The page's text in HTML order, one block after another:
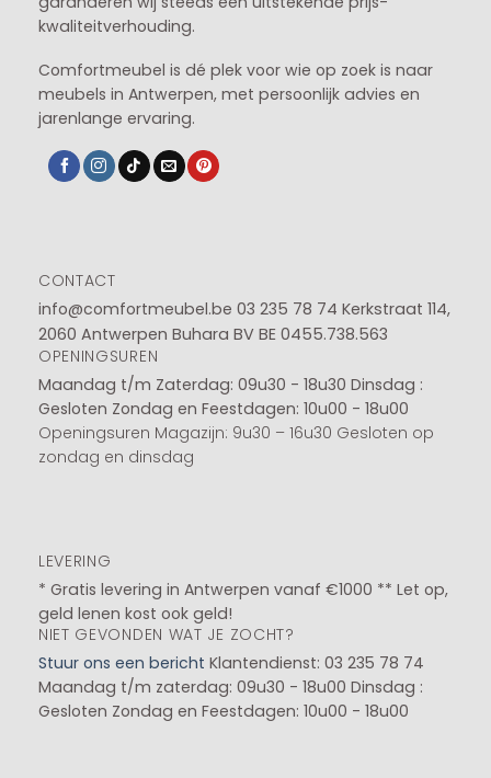
kwaliteitverhouding.
Comfortmeubel is dé plek voor wie op zoek is naar
meubels in Antwerpen, met persoonlijk advies en
jarenlange ervaring.
CONTACT
info@comfortmeubel.be 03 235 78 74 Kerkstraat 114,
2060 Antwerpen Buhara BV BE 0455.738.563
OPENINGSUREN
Maandag t/m Zaterdag: 09u30 - 18u30 Dinsdag :
Gesloten Zondag en Feestdagen: 10u00 - 18u00
Openingsuren Magazijn: 9u30 – 16u30 Gesloten op
zondag en dinsdag
LEVERING
* Gratis levering in Antwerpen vanaf €1000 ** Let op,
geld lenen kost ook geld!
NIET GEVONDEN WAT JE ZOCHT?
Stuur ons een bericht Klantendienst: 03 235 78 74
Maandag t/m zaterdag: 09u30 - 18u00 Dinsdag :
Gesloten Zondag en Feestdagen: 10u00 - 18u00